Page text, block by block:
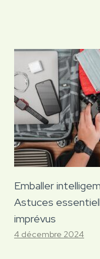
Emballer
Astuces
imprévus
4 décembre 2024